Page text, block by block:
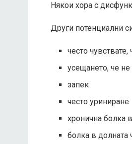
Някои хора с
Други потенциални
често
усещането, че
запек
често уриниране
хронична болка
болка в долната